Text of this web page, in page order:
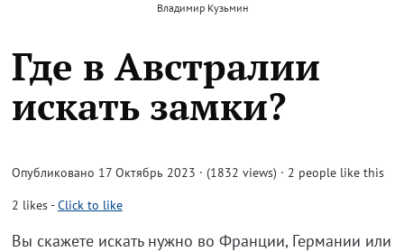
Владимир Кузьмин
Где в Австралии
искать замки?
Опубликовано 17 Октябрь 2023 · (1832 views) · 2 people like this
2 likes-Click to like
Вы скажете искать нужно во Франции, Германии или